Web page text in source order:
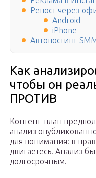
Репост через
Android
iPhone
Автопостинг
Как
чтобы он
ПРОТИВ
Контент-план
анализ
для понимания: в
двигаетесь. Анализ
долгосрочным.